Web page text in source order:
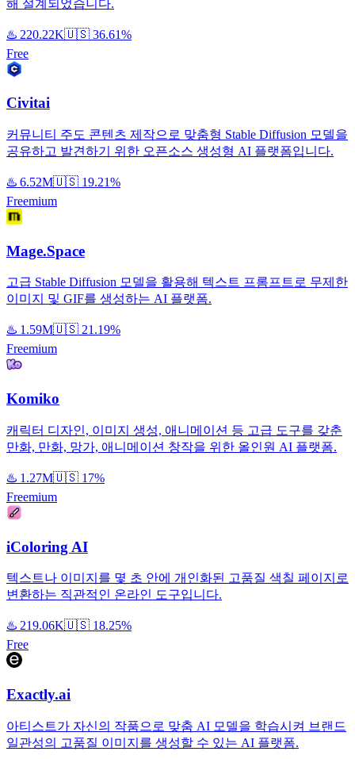
해 설계되었습니다.
♨️ 220.22K🇺🇸 36.61%
Free
Civitai
커뮤니티 주도 콘텐츠 제작으로 맞춤형 Stable Diffusion 모델을
공유하고 발견하기 위한 오픈소스 생성형 AI 플랫폼입니다.
♨️ 6.52M🇺🇸 19.21%
Freemium
Mage.Space
고급 Stable Diffusion 모델을 활용해 텍스트 프롬프트로 무제한
이미지 및 GIF를 생성하는 AI 플랫폼.
♨️ 1.59M🇺🇸 21.19%
Freemium
Komiko
캐릭터 디자인, 이미지 생성, 애니메이션 등 고급 도구를 갖춘
만화, 만화, 망가, 애니메이션 창작을 위한 올인원 AI 플랫폼.
♨️ 1.27M🇺🇸 17%
Freemium
iColoring AI
텍스트나 이미지를 몇 초 안에 개인화된 고품질 색칠 페이지로
변환하는 직관적인 온라인 도구입니다.
♨️ 219.06K🇺🇸 18.25%
Free
Exactly.ai
아티스트가 자신의 작품으로 맞춤 AI 모델을 학습시켜 브랜드
일관성의 고품질 이미지를 생성할 수 있는 AI 플랫폼.